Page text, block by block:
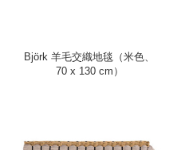
Björk 羊毛交織地毯（米色、
70 x 130 cm）